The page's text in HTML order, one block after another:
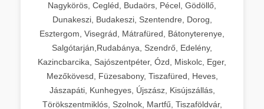
Nagykörös, Cegléd, Budaörs, Pécel, Gödöllő,
Dunakeszi, Budakeszi, Szentendre, Dorog,
Esztergom, Visegrád, Mátrafüred, Bátonyterenye,
Salgótarján,Rudabánya, Szendrő, Edelény,
Kazincbarcika, Sajószentpéter, Ózd, Miskolc, Eger,
Mezőkövesd, Füzesabony, Tiszafüred, Heves,
Jászapáti, Kunhegyes, Újszász, Kisújszállás,
Törökszentmiklós, Szolnok, Martfű, Tiszaföldvár,